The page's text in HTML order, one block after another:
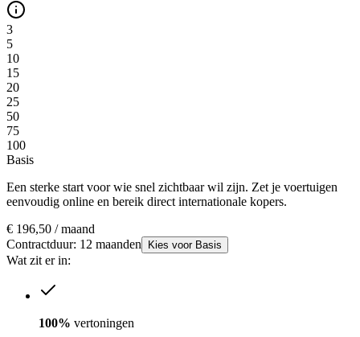
3
5
10
15
20
25
50
75
100
Basis
Een sterke start voor wie snel zichtbaar wil zijn. Zet je voertuigen
eenvoudig online en bereik direct internationale kopers.
€ 196,50 / maand
Contractduur: 12 maanden
Kies voor Basis
Wat zit er in:
100% vertoningen